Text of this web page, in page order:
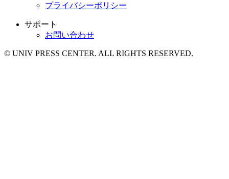
プライバシーポリシー
サポート
お問い合わせ
© UNIV PRESS CENTER. ALL RIGHTS RESERVED.